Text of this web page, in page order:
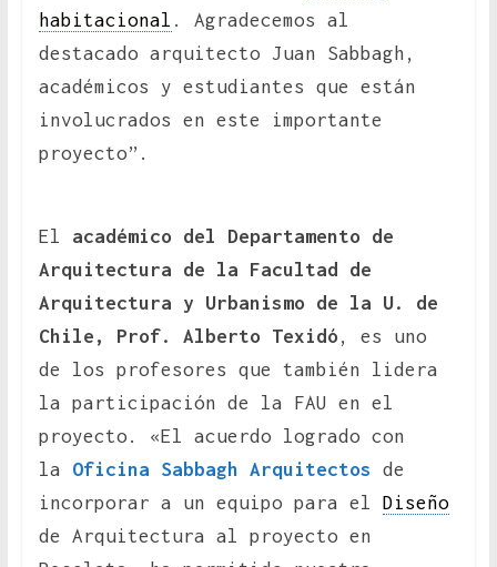
habitacional . Agradecemos al
destacado arquitecto Juan Sabbagh,
académicos y estudiantes que están
involucrados en este importante
proyecto”.
El académico del Departamento de
Arquitectura de la Facultad de
Arquitectura y Urbanismo de la U. de
Chile, Prof. Alberto Texidó , es uno
de los profesores que también lidera
la participación de la FAU en el
proyecto. «El acuerdo logrado con
la Oficina Sabbagh Arquitectos de
incorporar a un equipo para el Diseño
de Arquitectura al proyecto en